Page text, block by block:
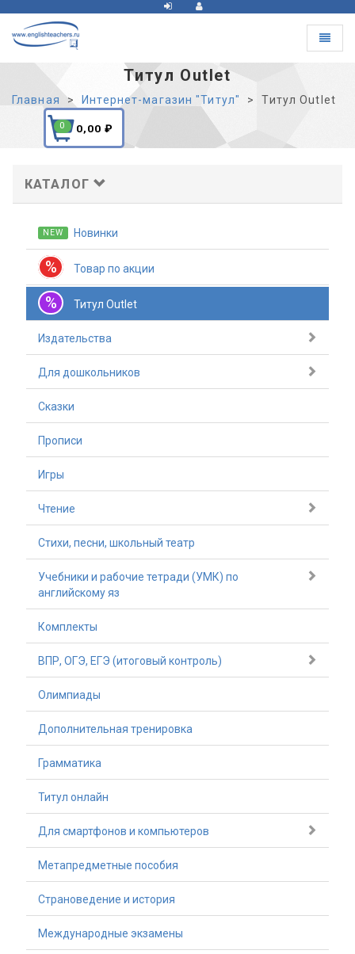
Toggle
Титул Outlet
Главная Интернет-магазин "Титул" Титул Outlet
0 0,00 ₽
КАТАЛОГ
NEW Новинки
% Товар по акции
% Титул Outlet
Издательства
Для дошкольников
Сказки
Прописи
Игры
Чтение
Стихи, песни, школьный театр
Учебники и рабочие тетради (УМК) по
английскому яз
Комплекты
ВПР, ОГЭ, ЕГЭ (итоговый контроль)
Олимпиады
Дополнительная тренировка
Грамматика
Титул онлайн
Для смартфонов и компьютеров
Метапредметные пособия
Страноведение и история
Международные экзамены